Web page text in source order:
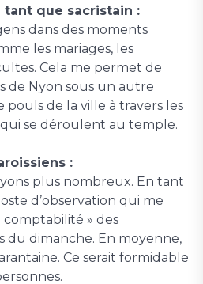
tant que sacristain :
dans des moments
les mariages, les
Cela me permet de
de Nyon sous un autre
de la ville à travers les
se déroulent au temple.
:
plus nombreux. En tant
d’observation qui me
» des
du dimanche. En moyenne,
Ce serait formidable